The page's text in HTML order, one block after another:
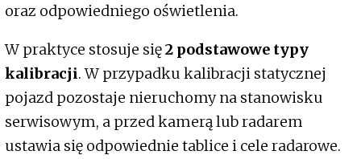
oraz odpowiedniego oświetlenia.
W praktyce stosuje się2 podstawowe typy
kalibracji. W przypadku kalibracji statycznej
pojazd pozostaje nieruchomy na stanowisku
serwisowym, a przed kamerą lub radarem
ustawia się odpowiednie tablice i cele radarowe.